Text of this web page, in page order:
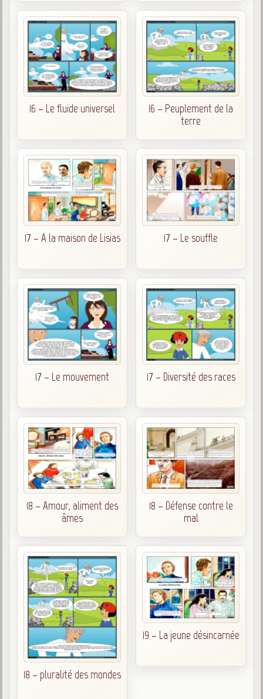
16 – Le fluide universel
16 – Peuplement de la
terre
17 – A la maison de Lisias 17 – Le souffle
17 – Le mouvement 17 – Diversité des races
18 – Amour, aliment des
âmes
18 – Défense contre le
mal
18 – pluralité des mondes
19 – La jeune désincarnée